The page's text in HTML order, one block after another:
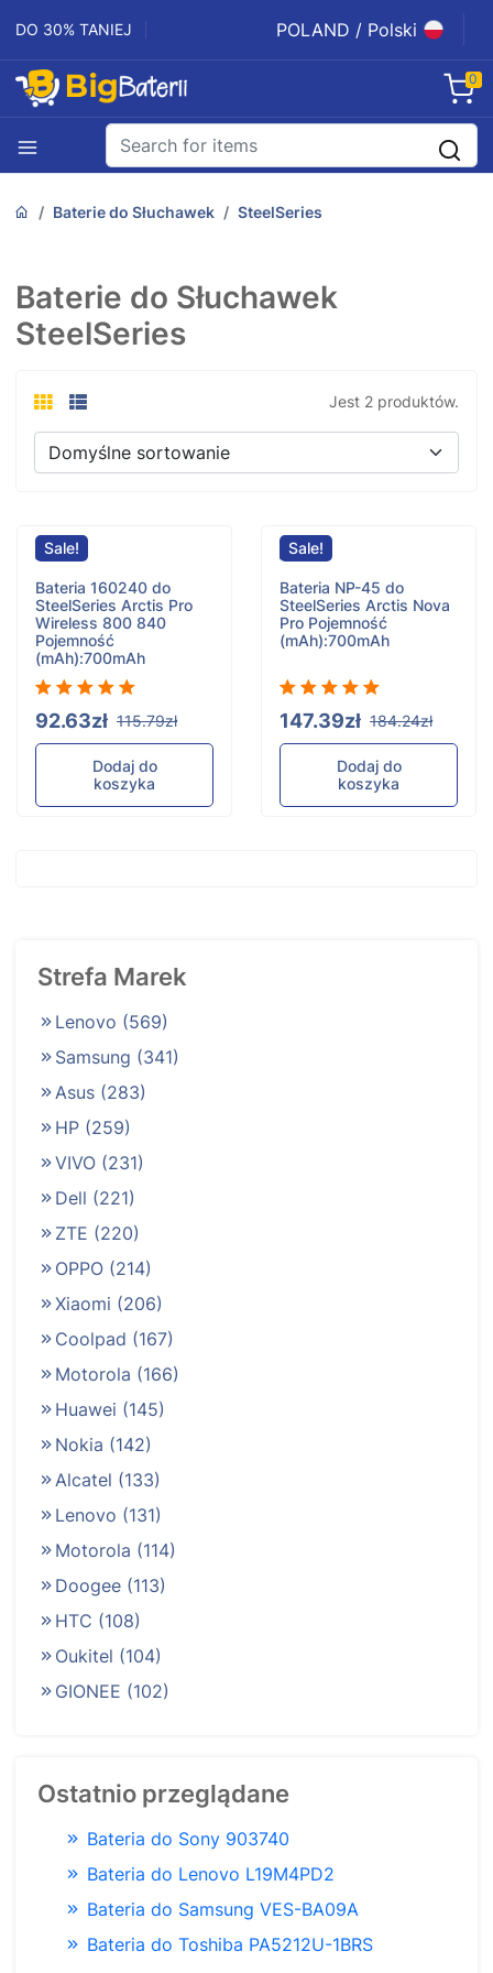
DO 30% TANIEJ POLAND / Polski
0
Baterie do Słuchawek SteelSeries
Strefa Marek
Lenovo (569)
Samsung (341)
Asus (283)
HP (259)
VIVO (231)
Dell (221)
ZTE (220)
OPPO (214)
Xiaomi (206)
Coolpad (167)
Motorola (166)
Huawei (145)
Nokia (142)
Alcatel (133)
Lenovo (131)
Motorola (114)
Doogee (113)
HTC (108)
Oukitel (104)
GIONEE (102)
Ostatnio przeglądane
Bateria do Sony 903740
Bateria do Lenovo L19M4PD2
Bateria do Samsung VES-BA09A
Bateria do Toshiba PA5212U-1BRS
Baterie do Słuchawek
SteelSeries
Jest 2 produktów.
Sale!
Bateria 160240 do
SteelSeries Arctis Pro
Wireless 800 840
Pojemność
(mAh):700mAh
92.63zł 115.79zł
Dodaj do
koszyka
Sale!
Bateria NP-45 do
SteelSeries Arctis Nova
Pro Pojemność
(mAh):700mAh
147.39zł 184.24zł
Dodaj do
koszyka